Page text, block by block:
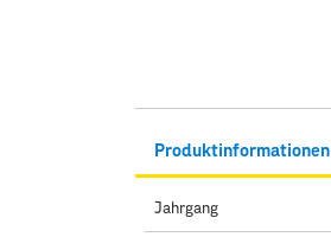
Produktinformationen
Jahrgang